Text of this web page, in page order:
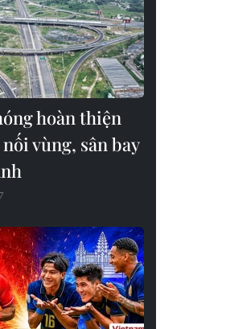
hoàn thiện
vùng, sân bay